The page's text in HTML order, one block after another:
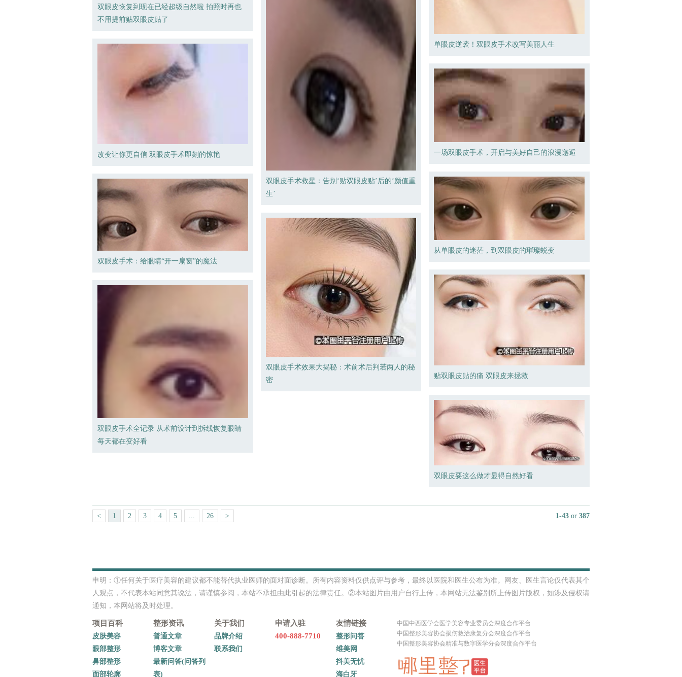
双眼皮恢复到现在已经超级自然啦 拍照时再也
不用提前贴双眼皮贴了
改变让你更自信 双眼皮手术即刻的惊艳
双眼皮手术：给眼睛“开一扇窗”的魔法
双眼皮手术全记录 从术前设计到拆线恢复眼睛
每天都在变好看
双眼皮手术救星：告别‘贴双眼皮贴’后的‘颜值重
生’
双眼皮手术效果大揭秘：术前术后判若两人的秘
密
单眼皮逆袭！双眼皮手术改写美丽人生
一场双眼皮手术，开启与美好自己的浪漫邂逅
从单眼皮的迷茫，到双眼皮的璀璨蜕变
贴双眼皮贴的痛 双眼皮来拯救
双眼皮要这么做才显得自然好看
< 1 2 3 4 5 26 > 1 -43 or 387
申明：①任何关于医疗美容的建议都不能替代执业医师的面对面诊断。所有内容资料仅供点评与参考，最终以医院和医生公布为准。网友、医生言论仅代表其个
人观点，不代表本站同意其说法，请谨慎参阅，本站不承担由此引起的法律责任。②本站图片由用户自行上传，本网站无法鉴别所上传图片版权，如涉及侵权请
通知，本网站将及时处理。
项目百科
皮肤美容
眼部整形
鼻部整形
面部轮廓
整形资讯
普通文章
博客文章
最新问答(问答列
表)
关于我们
品牌介绍
联系我们
申请入驻
400-888-7710
友情链接
整形问答
维美网
抖美无忧
海白牙
中国中西医学会医学美容专业委员会深度合作平台
中国整形美容协会损伤救治康复分会深度合作平台
中国整形美容协会精准与数字医学分会深度合作平台